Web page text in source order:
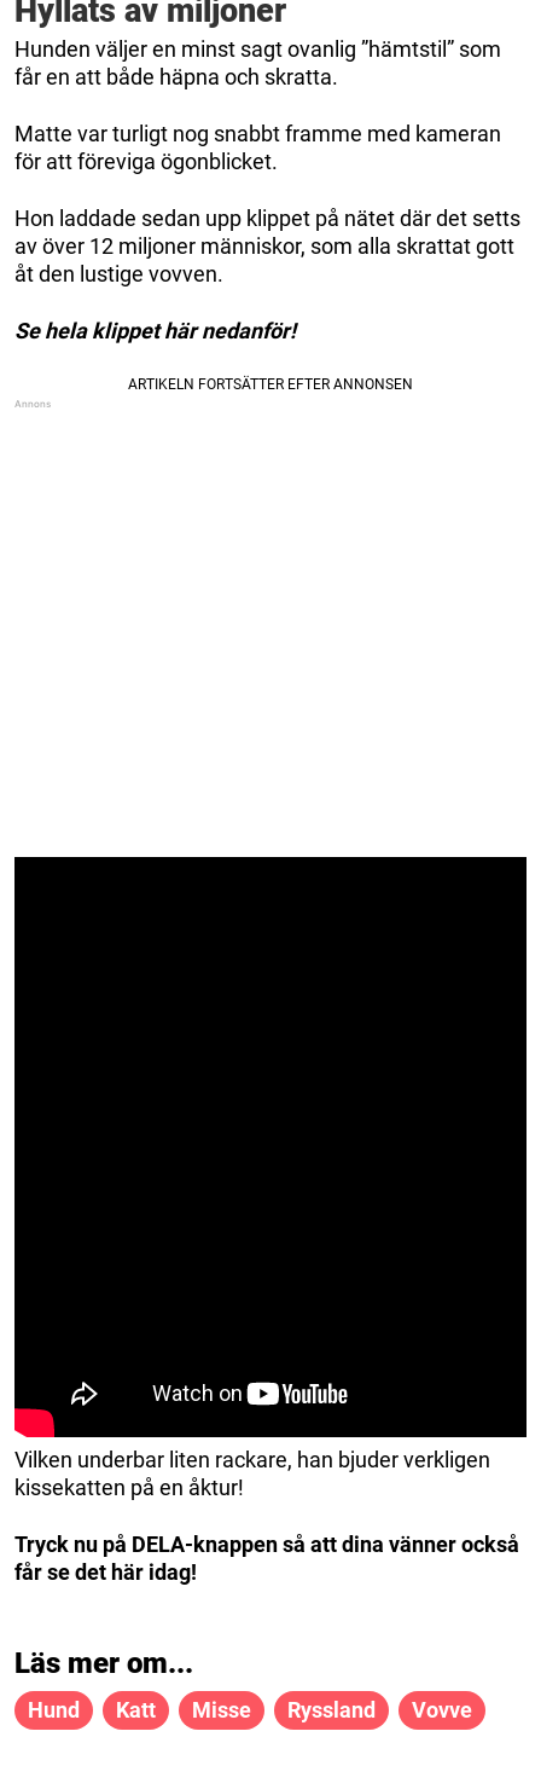
Hyllats av miljoner
Hunden väljer en minst sagt ovanlig ”hämtstil” som
får en att både häpna och skratta.
Matte var turligt nog snabbt framme med kameran
för att föreviga ögonblicket.
Hon laddade sedan upp klippet på nätet där det setts
av över 12 miljoner människor, som alla skrattat gott
åt den lustige vovven.
Se hela klippet här nedanför!
Vilken underbar liten rackare, han bjuder verkligen
kissekatten på en åktur!
Tryck nu på DELA-knappen så att dina vänner också
får se det här idag!
Läs mer om...
Hund Katt Misse Ryssland Vovve